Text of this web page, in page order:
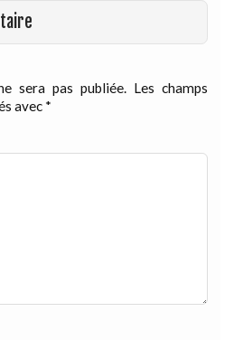
sera pas publiée.
Les champs
avec *